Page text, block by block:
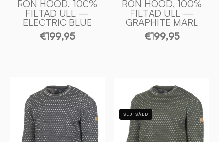
RON HOOD, 100%
FILTAD ULL —
ELECTRIC BLUE
€199,95
RON HOOD, 100%
FILTAD ULL —
GRAPHITE MARL
€199,95
CREWNECK,
100%
ULL
—
CREWNECK,
100%
ULL
—
SLUTSÅLD